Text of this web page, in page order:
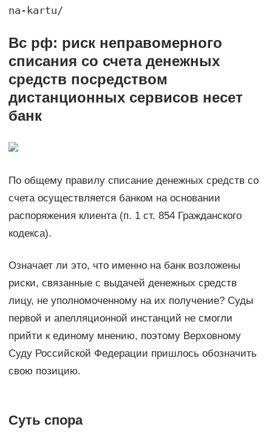
na-kartu/
Вс рф: риск неправомерного
списания со счета денежных
средств посредством
дистанционных сервисов несет
банк
По общему правилу списание денежных средств со
счета осуществляется банком на основании
распоряжения клиента (п. 1 ст. 854 Гражданского
кодекса).
Означает ли это, что именно на банк возложены
риски, связанные с выдачей денежных средств
лицу, не уполномоченному на их получение? Суды
первой и апелляционной инстанций не смогли
прийти к единому мнению, поэтому Верховному
Суду Российской Федерации пришлось обозначить
свою позицию.
Суть спора